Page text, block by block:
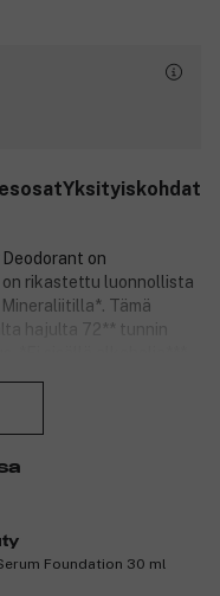
Yksityiskohdat
on
rikastettu luonnollista
Tämä
hajulta 72** tunnin
iholle.
Foundation 30 ml